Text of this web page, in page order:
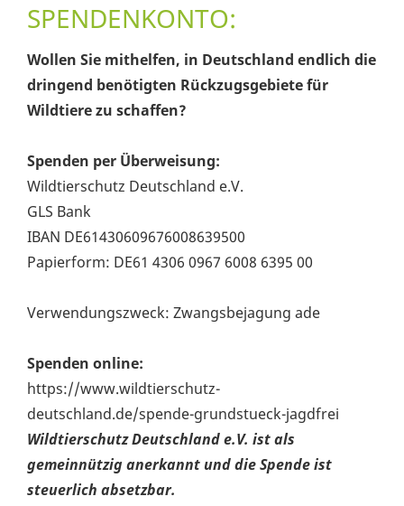
SPENDENKONTO:
Wollen Sie mithelfen, in Deutschland endlich die
dringend benötigten Rückzugsgebiete für
Wildtiere zu schaffen?
Spenden per Überweisung:
Wildtierschutz Deutschland e.V.
GLS Bank
IBAN DE61430609676008639500
Papierform: DE61 4306 0967 6008 6395 00
Verwendungszweck: Zwangsbejagung ade
Spenden online:
https://www.wildtierschutz-
deutschland.de/spende-grundstueck-jagdfrei
Wildtierschutz Deutschland e.V. ist als
gemeinnützig anerkannt und die Spende ist
steuerlich absetzbar.